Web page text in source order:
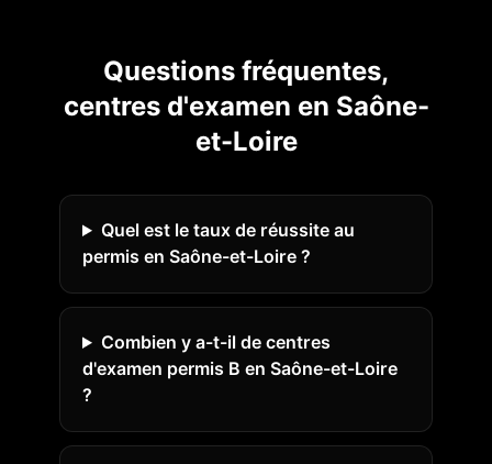
Questions fréquentes,
centres d'examen en Saône-
et-Loire
Quel est le taux de réussite au
permis en Saône-et-Loire ?
Combien y a-t-il de centres
d'examen permis B en Saône-et-Loire
?